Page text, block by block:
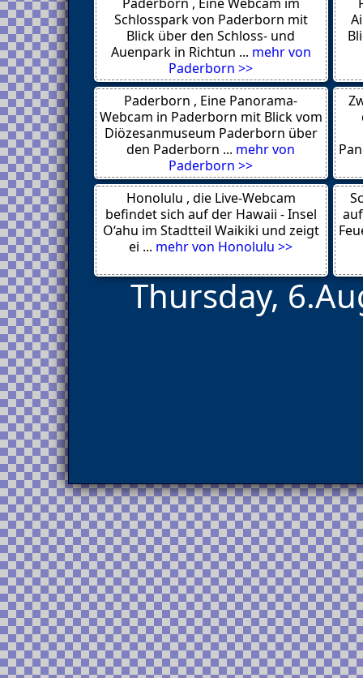
Hamberge
Emmelsbuell-Horsbuell
Schoenberg 24217
Hoernum
Sankt Peter-Ording
Husum
Scharbeutz 23683
Schoenberg 24217
Schleswig 24837
Luebeck 23569
Dersau
Westerland 25980
Sylt 25980
Emmelsbuell-Horsbuell
Sankt Peter-Ording 25826
Kiel
Buesum
Scharbeutz 23683
Schlosspark von Paderborn mit
Blick über den Schloss- und
Auenpark in Richtun ... mehr von
Paderborn >>
Paderborn , Eine Panorama-
Webcam in Paderborn mit Blick vom
Diözesanmuseum Paderborn über
den Paderborn ... mehr von
Paderborn >>
Honolulu , die Live-Webcam
befindet sich auf der Hawaii - Insel
O‘ahu im Stadtteil Waikiki und zeigt
ei ... mehr von Honolulu >>
Thursday,